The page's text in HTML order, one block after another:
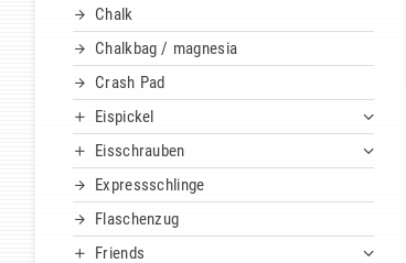
Chalk
Chalkbag / magnesia
Crash Pad
Eispickel
Eisschrauben
Expressschlinge
Flaschenzug
Friends